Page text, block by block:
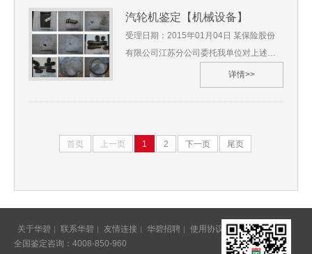
纸5、鉴定地点：上海华碧检测技术有限公
司湖北省6、 鉴定过程（略） 7、 综合分
析及检验结果（略） 8、 鉴定过程图片
位对涉案燃气车发动机温度及故障原因进
行质量鉴定。 沪华碧[2020]技鉴字第**号
1、委托人：四川省某贸易有限公司2、委
托鉴定事项：对涉案燃气车发动机温度及
2020年06月4、鉴定材料：（1）《鉴定委
单》5、鉴定地点：上海华碧检测技术有限
公司四川省 6、 鉴定过程（略） 7、 综合
汽轮机鉴定【机械设备】
受理日期：2015年01月04日 某保险股份
有限公司江苏分公司委托我单位对上述事
项进行技术鉴定，我单位受理了此鉴定。
华碧鉴定所根据现场勘验情况、实验室物
证检测数据与结果，以及相关国标等进行
鉴定出，1、涉案中压扩散管断裂与其在运
为疲劳断裂，自内向外断裂，其断裂与汽
轮机的振动以及螺栓内外壁温差应力存在
因果关系；涉案90规格和72规格的完好螺
栓表面未见缺陷，螺栓样品力学性能均符
详情>>
首页 上一页 1 2 下一页 尾页
关于华碧 联系华碧 友情连接 华碧招聘 使用协议
意见反馈
全国鉴定咨询：4008-850-960